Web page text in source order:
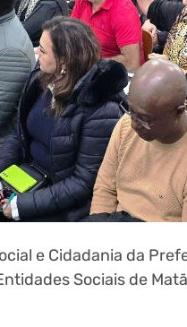
e Cidadania da
Sociais de